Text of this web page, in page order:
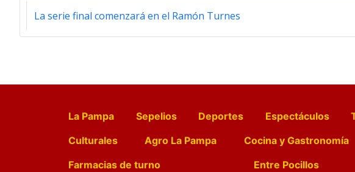
La serie final comenzará en el Ramón Turnes
La Pampa Sepelios Deportes Espectáculos
Culturales
Agro La Pampa Cocina y Gastronomía
Farmacias de turno
Entre Pocillos